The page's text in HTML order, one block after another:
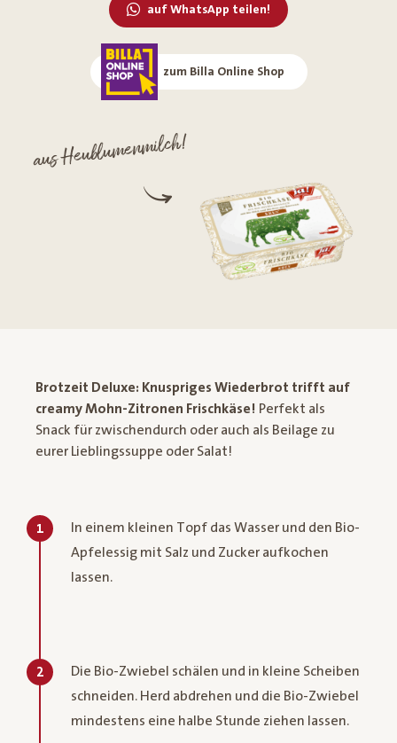
auf WhatsApp teilen!
zum Billa Online Shop
aus Heublumenmilch!
Brotzeit Deluxe: Knuspriges Wiederbrot trifft auf
creamy Mohn-Zitronen Frischkäse! Perfekt als
Snack für zwischendurch oder auch als Beilage zu
eurer Lieblingssuppe oder Salat!
1
In einem kleinen Topf das Wasser und den Bio-
Apfelessig mit Salz und Zucker aufkochen
lassen.
2
Die Bio-Zwiebel schälen und in kleine Scheiben
schneiden. Herd abdrehen und die Bio-Zwiebel
mindestens eine halbe Stunde ziehen lassen.